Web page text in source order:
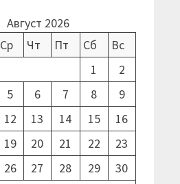
Август 2026
Ср Чт Пт Сб
Вс
1
2
5 6 7 8
9
12 13 14 15
16
19 20 21 22
23
26 27 28 29
30